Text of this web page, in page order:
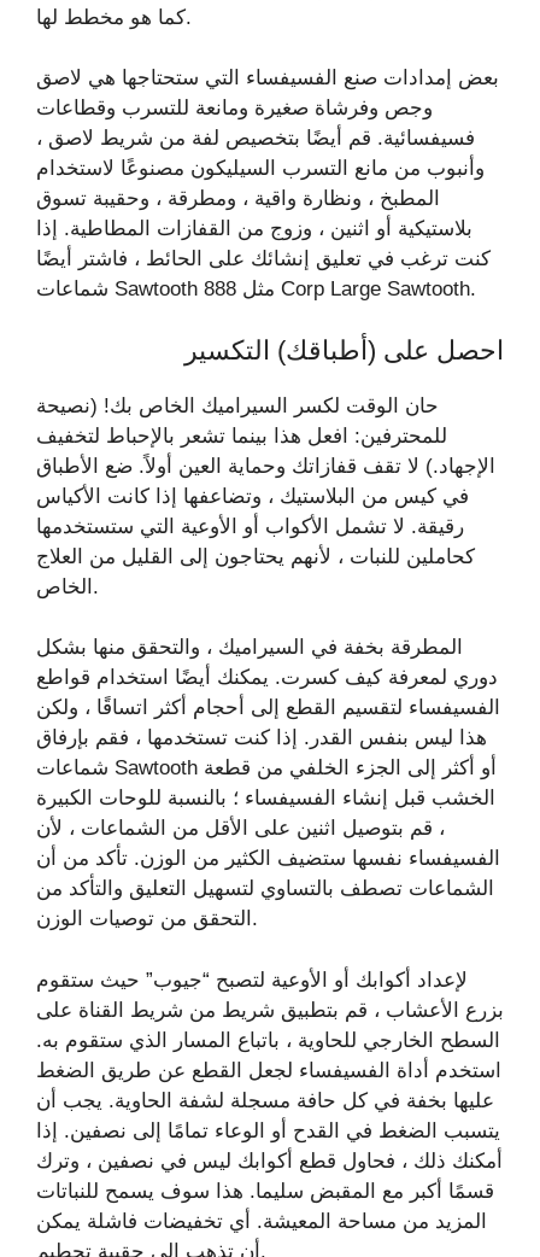
كما هو مخطط لها.
بعض إمدادات صنع الفسيفساء التي ستحتاجها هي لاصق
وجص وفرشاة صغيرة ومانعة للتسرب وقطاعات
فسيفسائية. قم أيضًا بتخصيص لفة من شريط لاصق ،
وأنبوب من مانع التسرب السيليكون مصنوعًا لاستخدام
المطبخ ، ونظارة واقية ، ومطرقة ، وحقيبة تسوق
بلاستيكية أو اثنين ، وزوج من القفازات المطاطية. إذا
كنت ترغب في تعليق إنشائك على الحائط ، فاشتر أيضًا
شماعات Sawtooth مثل 888 Corp Large Sawtooth.
احصل على (أطباقك) التكسير
حان الوقت لكسر السيراميك الخاص بك! (نصيحة
للمحترفين: افعل هذا بينما تشعر بالإحباط لتخفيف
الإجهاد.) لا تقف قفازاتك وحماية العين أولاً. ضع الأطباق
في كيس من البلاستيك ، وتضاعفها إذا كانت الأكياس
رقيقة. لا تشمل الأكواب أو الأوعية التي ستستخدمها
كحاملين للنبات ، لأنهم يحتاجون إلى القليل من العلاج
الخاص.
المطرقة بخفة في السيراميك ، والتحقق منها بشكل
دوري لمعرفة كيف كسرت. يمكنك أيضًا استخدام قواطع
الفسيفساء لتقسيم القطع إلى أحجام أكثر اتساقًا ، ولكن
هذا ليس بنفس القدر. إذا كنت تستخدمها ، فقم بإرفاق
شماعات Sawtooth أو أكثر إلى الجزء الخلفي من قطعة
الخشب قبل إنشاء الفسيفساء ؛ بالنسبة للوحات الكبيرة
، قم بتوصيل اثنين على الأقل من الشماعات ، لأن
الفسيفساء نفسها ستضيف الكثير من الوزن. تأكد من أن
الشماعات تصطف بالتساوي لتسهيل التعليق والتأكد من
التحقق من توصيات الوزن.
لإعداد أكوابك أو الأوعية لتصبح “جيوب” حيث ستقوم
بزرع الأعشاب ، قم بتطبيق شريط من شريط القناة على
السطح الخارجي للحاوية ، باتباع المسار الذي ستقوم به.
استخدم أداة الفسيفساء لجعل القطع عن طريق الضغط
عليها بخفة في كل حافة مسجلة لشفة الحاوية. يجب أن
يتسبب الضغط في القدح أو الوعاء تمامًا إلى نصفين. إذا
أمكنك ذلك ، فحاول قطع أكوابك ليس في نصفين ، وترك
قسمًا أكبر مع المقبض سليما. هذا سوف يسمح للنباتات
المزيد من مساحة المعيشة. أي تخفيضات فاشلة يمكن
أن تذهب إلى حقيبة تحطيم.